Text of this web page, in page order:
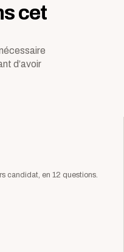
cet
d’avoir
candidat, en 12 questions.